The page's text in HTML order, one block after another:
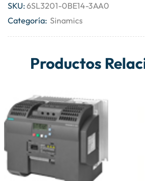
SKU:6SL3201-0BE14-3AA0
Categoría: Sinamics
Productos